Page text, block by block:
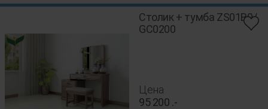
Столик + тумба ZS01B0/
GC0200
Цена
95 200 .-